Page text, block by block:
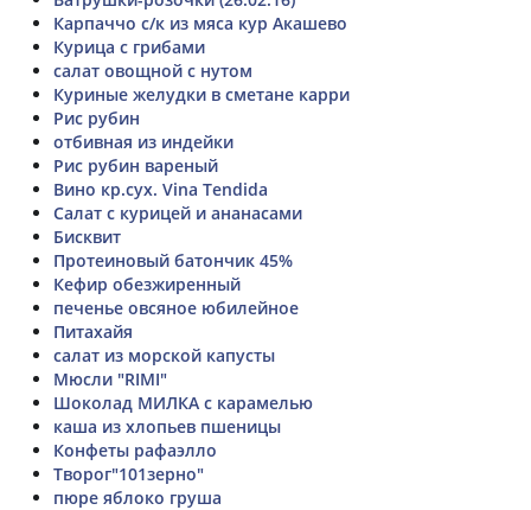
Карпаччо с/к из мяса кур Акашево
Курица с грибами
салат овощной с нутом
Куриные желудки в сметане карри
Рис рубин
отбивная из индейки
Рис рубин вареный
Вино кр.сух. Vina Tendida
Салат с курицей и ананасами
Бисквит
Протеиновый батончик 45%
Кефир обезжиренный
печенье овсяное юбилейное
Питахайя
салат из морской капусты
Мюсли "RIMI"
Шоколад МИЛКА с карамелью
каша из хлопьев пшеницы
Конфеты рафаэлло
Творог"101зерно"
пюре яблоко груша